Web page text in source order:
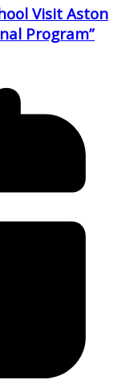
Visit Aston
Program”